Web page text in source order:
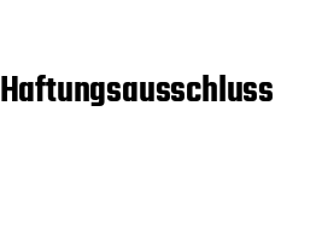
Haftungsausschluss